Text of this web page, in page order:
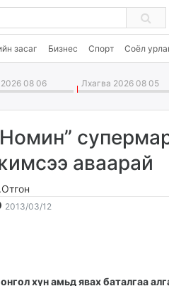
засаг Бизнес Спорт Соёл
08 06 Лхагва 2026 08 05
аваарай
2013/03/12
хүн амьд явах баталгаа